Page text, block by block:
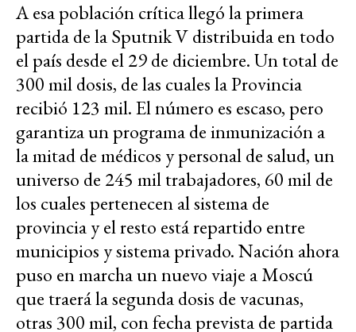
A esa población crítica llegó la primera
partida de la Sputnik V distribuida en todo
el país desde el 29 de diciembre. Un total de
300 mil dosis, de las cuales la Provincia
recibió 123 mil. El número es escaso, pero
garantiza un programa de inmunización a
la mitad de médicos y personal de salud, un
universo de 245 mil trabajadores, 60 mil de
los cuales pertenecen al sistema de
provincia y el resto está repartido entre
municipios y sistema privado. Nación ahora
puso en marcha un nuevo viaje a Moscú
que traerá la segunda dosis de vacunas,
otras 300 mil, con fecha prevista de partida